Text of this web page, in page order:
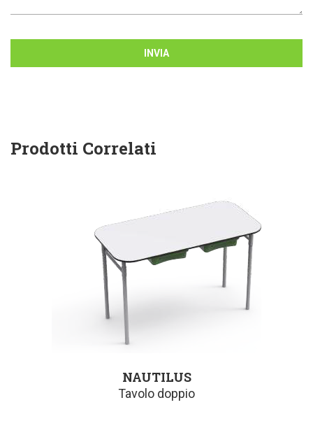
INVIA
Prodotti Correlati
NAUTILUS
Tavolo doppio